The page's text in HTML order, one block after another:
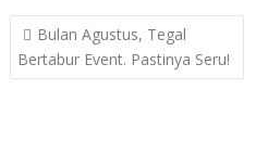
Post
navigation
Bulan Agustus, Tegal
Bertabur Event. Pastinya Seru!